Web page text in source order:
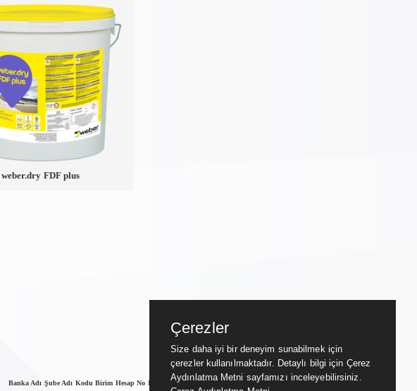
weber.dry FDF plus
Banka Adı Şube Adı Kodu Birim Hesap No IBAN NO
Çerezler
Size daha iyi bir deneyim sunabilmek için
çerezler kullanılmaktadır. Detaylı bilgi için Çerez
Aydınlatma Metni sayfamızı inceleyebilirsiniz.